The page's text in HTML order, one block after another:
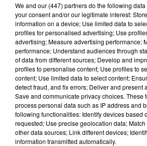
A LA UNE
We and our (447) partnersdo the following
your consent and/or our legitimate interest:
information on a device; Use limited data to
profiles for personalised advertising; Use
advertising; Measure advertising performance;
performance; Understand audiences through
of data from different sources; Develop and
profiles to personalise content; Use profiles to
content; Use limited data to select content;
detect fraud, and fix errors; Deliver and present
Save and communicate privacy choices. These
process personal data such as IP address and
following functionalities: Identify devices based
requested; Use precise geolocation data;
other data sources; Link different devices;
information transmitted automatically.